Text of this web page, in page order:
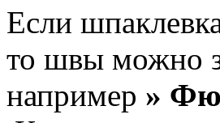
Если
то швы можно
например »